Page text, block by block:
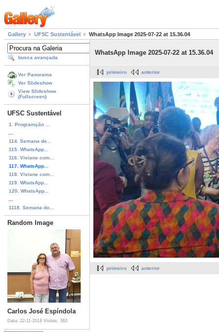
Gallery UFSC Sustentável WhatsApp Image 2025-07-22 at 15.36.04
busca avançada
Ver Panorama
Ver Slideshow
View Slideshow
(Fullscreen)
UFSC Sustentável
1. Programção ...
114. Semana de...
115. WhatsApp...
116. Viviane com...
117. WhatsApp...
118. Viviane com...
119. WhatsApp...
120. WhatsApp...
1118. Semana do...
Random Image
Carlos José Espíndola
Data: 22-11-2018 Visitas: 363
WhatsApp Image 2025-07-22 at 15.36.04
primeiro anterior
primeiro anterior